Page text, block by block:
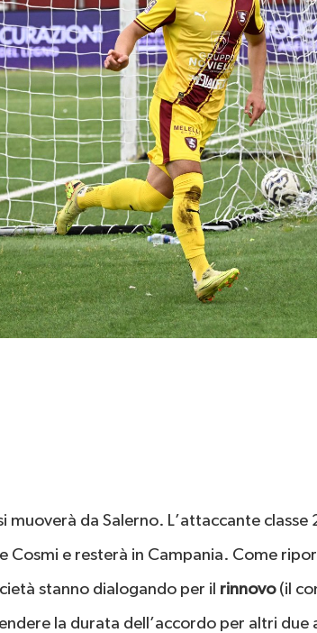
muoverà da Salerno. L’attaccante
Cosmi e resterà in Campania. Come
stanno dialogando per il rinnovo(il
la durata dell’accordo per altri